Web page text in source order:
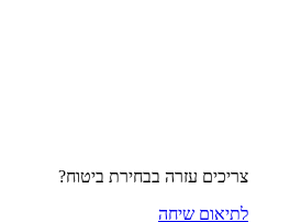
צריכים עזרה בבחירת ביטוח?
לתיאום שיחה